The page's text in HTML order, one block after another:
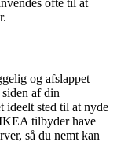
ofte til at
og afslappet
af din
ideelt sted til at nyde
tilbyder have
så du nemt kan